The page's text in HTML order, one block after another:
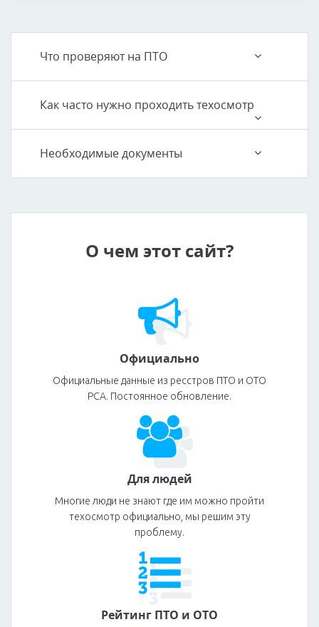
Что проверяют на ПТО
Как часто нужно проходить техосмотр
Необходимые документы
О чем этот сайт?
Официально
Официальные данные из ресстров ПТО и ОТО
РСА. Постоянное обновление.
Для людей
Многие люди не знают где им можно пройти
техосмотр официально, мы решим эту
проблему.
Рейтинг ПТО и ОТО